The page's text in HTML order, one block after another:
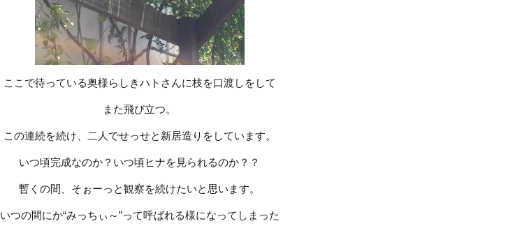
ここで待っている奥様らしきハトさんに枝を口渡しをして
また飛び立つ。
この連続を続け、二人でせっせと新居造りをしています。
いつ頃完成なのか？いつ頃ヒナを見られるのか？？
暫くの間、そぉーっと観察を続けたいと思います。
いつの間にか“みっちぃ～”って呼ばれる様になってしまった